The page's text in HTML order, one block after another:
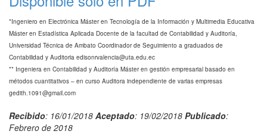
*Ingeniero en Electrónica Máster en Tecnología de la Información y Multimedia Educativa
Máster en Estadística Aplicada Docente de la facultad de Contabilidad y Auditoría,
Universidad Técnica de Ambato Coordinador de Seguimiento a graduados de
Contabilidad y Auditoria edisonrvalencia@uta.edu.ec
** Ingeniera en Contabilidad y Auditoría Máster en gestión empresarial basado en
métodos cuantitativos – en curso Auditora independiente de varias empresas
gedith.1091@gmail.com
Recibido: 16/01/2018 Aceptado: 19/02/2018 Publicado:
Febrero de 2018